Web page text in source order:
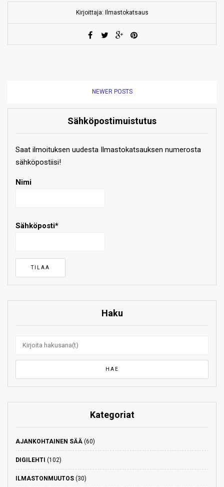
Kirjoittaja: Ilmastokatsaus
NEWER POSTS
Sähköpostimuistutus
Saat ilmoituksen uudesta Ilmastokatsauksen numerosta
sähköpostiisi!
Nimi
Sähköposti*
Haku
Kategoriat
AJANKOHTAINEN SÄÄ (60)
DIGILEHTI (102)
ILMASTONMUUTOS (30)